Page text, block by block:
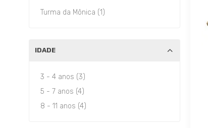
Turma da Mônica (1)
IDADE
3 - 4 anos (3)
5 - 7 anos (4)
8 - 11 anos (4)